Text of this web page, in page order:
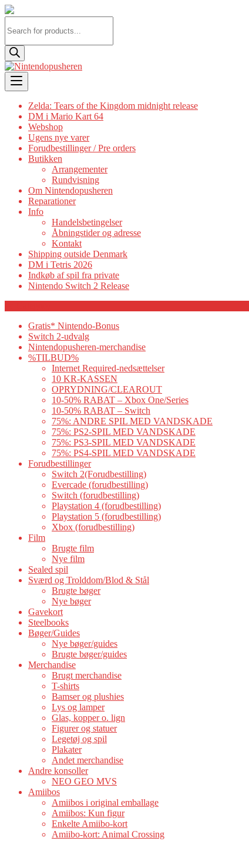
search
Skip
to
content
Zelda: Tears of the Kingdom midnight release
DM i Mario Kart 64
Webshop
Ugens nye varer
Forudbestillinger / Pre orders
Butikken
Arrangementer
Rundvisning
Om Nintendopusheren
Reparationer
Info
Handelsbetingelser
Åbningstider og adresse
Kontakt
Shipping outside Denmark
DM i Tetris 2026
Indkøb af spil fra private
Nintendo Switch 2 Release
Gratis* Nintendo-Bonus
Switch 2-udvalg
Nintendopusheren-merchandise
%TILBUD%
Internet Required-nedsættelser
10 KR-KASSEN
OPRYDNING/CLEAROUT
10-50% RABAT – Xbox One/Series
10-50% RABAT – Switch
75%: ANDRE SPIL MED VANDSKADE
75%: PS2-SPIL MED VANDSKADE
75%: PS3-SPIL MED VANDSKADE
75%: PS4-SPIL MED VANDSKADE
Forudbestillinger
Switch 2(Forudbestilling)
Evercade (forudbestilling)
Switch (forudbestilling)
Playstation 4 (forudbestilling)
Playstation 5 (forudbestilling)
Xbox (forudbestilling)
Film
Brugte film
Nye film
Sealed spil
Sværd og Trolddom/Blod & Stål
Brugte bøger
Nye bøger
Gavekort
Steelbooks
Bøger/Guides
Nye bøger/guides
Brugte bøger/guides
Merchandise
Brugt merchandise
T-shirts
Bamser og plushies
Lys og lamper
Glas, kopper o. lign
Figurer og statuer
Legetøj og spil
Plakater
Andet merchandise
Andre konsoller
NEO GEO MVS
Amiibos
Amiibos i original emballage
Amiibos: Kun figur
Enkelte Amiibo-kort
Amiibo-kort: Animal Crossing